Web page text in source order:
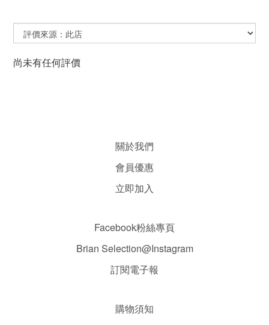
尚未有任何評價
關於我們
會員優惠
立即加入
Facebook粉絲專頁
Brian Selection@Instagram
訂閱電子報
購物須知